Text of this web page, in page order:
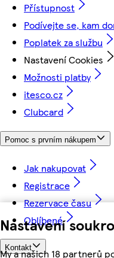
Nastavení
My a našich 18 partnerů
Přístupnost
Podívejte se, kam
Poplatek za službu
Nastavení Cookies
Možnosti platby
itesco.cz
Clubcard
Pomoc s prvním nákupem
Jak nakupovat
Registrace
Rezervace času
Oblíbené
Kontakt